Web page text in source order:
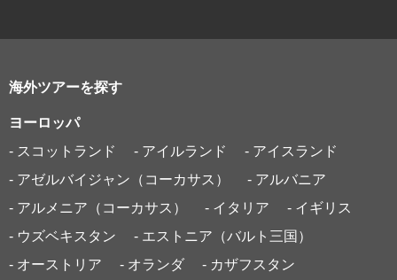
海外ツアーを探す
ヨーロッパ
- スコットランド
- アイルランド
- アイスランド
- アゼルバイジャン（コーカサス）
- アルバニア
- アルメニア（コーカサス）
- イタリア
- イギリス
- ウズベキスタン
- エストニア（バルト三国）
- オーストリア
- オランダ
- カザフスタン